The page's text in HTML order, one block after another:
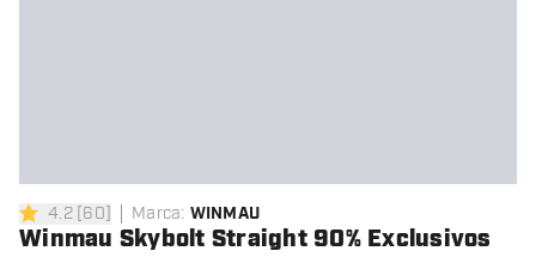
4.2 estrellas de puntuación
4.2[60] Marca: WINMAU
Winmau Skybolt Straight 90% Exclusivos